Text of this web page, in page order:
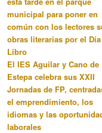
municipal para poner en
común con los lectores
obras literarias por el
Libro
El IES Aguilar y Cano de
Estepa celebra sus XXII
Jornadas de FP,
el emprendimiento, los
idiomas y las
laborales